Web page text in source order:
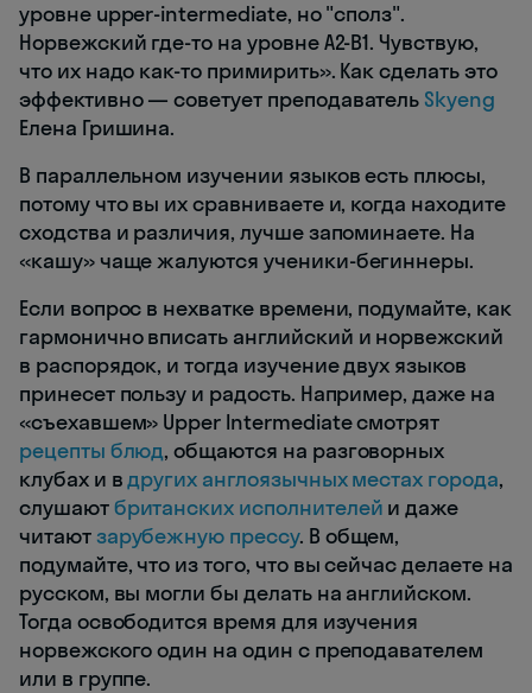
уровне upper-intermediate, но "сполз".
Норвежский где-то на уровне А2-В1. Чувствую,
что их надо как-то примирить». Как сделать это
эффективно — советует преподаватель Skyeng
Елена Гришина.
В параллельном изучении языков есть плюсы,
потому что вы их сравниваете и, когда находите
сходства и различия, лучше запоминаете. На
«кашу» чаще жалуются ученики-бегиннеры.
Если вопрос в нехватке времени, подумайте, как
гармонично вписать английский и норвежский
в распорядок, и тогда изучение двух языков
принесет пользу и радость. Например, даже на
«съехавшем» Upper Intermediate смотрят
рецепты блюд, общаются на разговорных
клубах и вдругих англоязычных местах города,
слушаютбританских исполнителей и даже
читаютзарубежную прессу. В общем,
подумайте, что из того, что вы сейчас делаете на
русском, вы могли бы делать на английском.
Тогда освободится время для изучения
норвежского один на один с преподавателем
или в группе.